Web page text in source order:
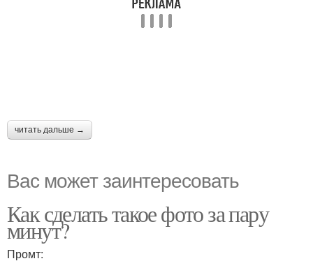
читать дальше →
Вас может заинтересовать
Как сделать такое фото за пару
минут?
Промт: